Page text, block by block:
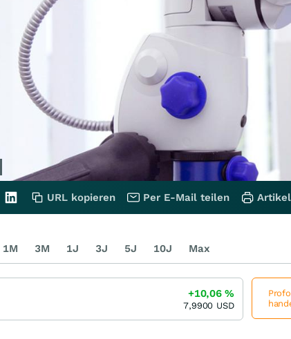
URL kopieren Per E-Mail teilen
1M 3M 1J 3J 5J 10J Max
+10,06%
7,9900 USD